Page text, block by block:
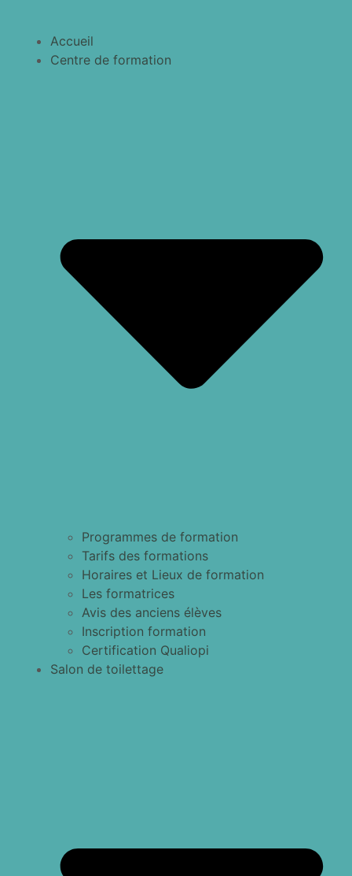
Accueil
Centre de formation
Programmes de formation
Tarifs des formations
Horaires et Lieux de formation
Les formatrices
Avis des anciens élèves
Inscription formation
Certification Qualiopi
Salon de toilettage